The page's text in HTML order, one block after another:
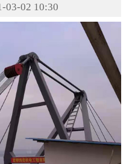
03-02 10:30